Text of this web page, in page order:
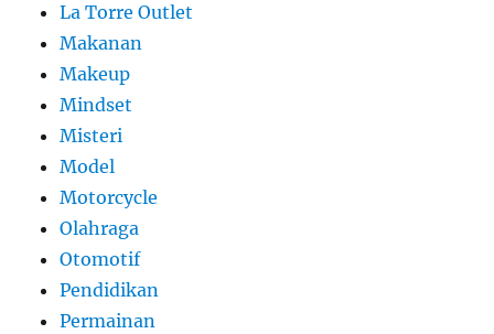
La Torre Outlet
Makanan
Makeup
Mindset
Misteri
Model
Motorcycle
Olahraga
Otomotif
Pendidikan
Permainan